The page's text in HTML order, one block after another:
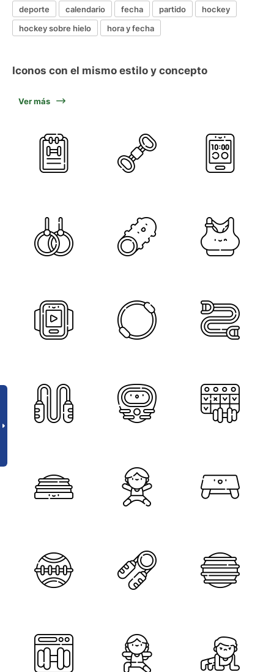
deporte calendario fecha partido
hockey
hockey sobre hielo
hora y fecha
Iconos con el mismo estilo y concepto
Ver más